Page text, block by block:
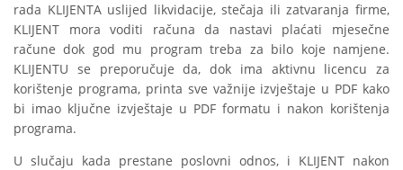
rada KLIJENTA uslijed likvidacije, stečaja ili zatvaranja firme,
KLIJENT mora voditi računa da nastavi plaćati mjesečne
račune dok god mu program treba za bilo koje namjene.
KLIJENTU se preporučuje da, dok ima aktivnu licencu za
korištenje programa, printa sve važnije izvještaje u PDF kako
bi imao ključne izvještaje u PDF formatu i nakon korištenja
programa.
U slučaju kada prestane poslovni odnos, i KLIJENT nakon